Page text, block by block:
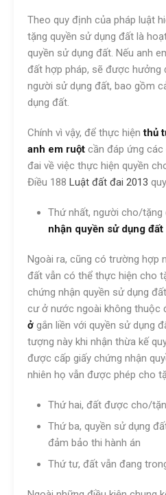
Theo quy định của pháp luật
tặng quyền sử dụng đất là
quyền sử dụng đất. Nếu anh
đất hợp pháp, sẽ được hưởng
người sử dụng đất, bao gồm
dụng đất.
Chính vì vậy, để thực hiệnthủ
anh em ruột cần đáp ứng
đai về việc thực hiện quyền
Điều 188 Luật đất đai 2013
Thứ nhất, người cho/tặng
nhận quyền sử dụng đất
Ngoài ra, cũng có trường hợp
đất vẫn có thể thực hiện cho
chứng nhận quyền sử dụng
cư ở nước ngoài không thuộc
ở gắn liền với quyền sử dụng
tượng này khi nhận thừa kế
được cấp giấy chứng nhận
nhiên họ vẫn được phép cho
Thứ hai, đất được cho/
Thứ ba, quyền sử dụng
đảm bảo thi hành án
Thứ tư, đất vẫn đang